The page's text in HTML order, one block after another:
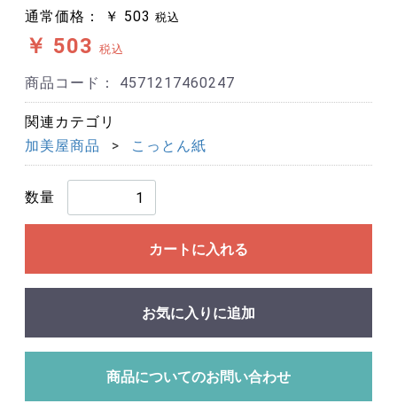
通常価格： ￥ 503 税込
￥ 503 税込
商品コード： 4571217460247
関連カテゴリ
加美屋商品
こっとん紙
数量
カートに入れる
お気に入りに追加
商品についてのお問い合わせ